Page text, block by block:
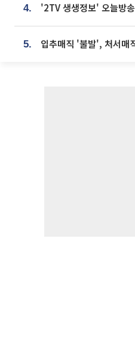
4.
5. 입추매직 '불발', 처서매